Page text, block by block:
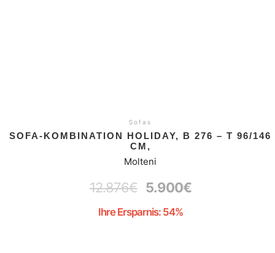
Sofas
SOFA-KOMBINATION HOLIDAY, B 276 – T 96/146
CM,
Molteni
12.876€ 5.900€
Ihre Ersparnis: 54%